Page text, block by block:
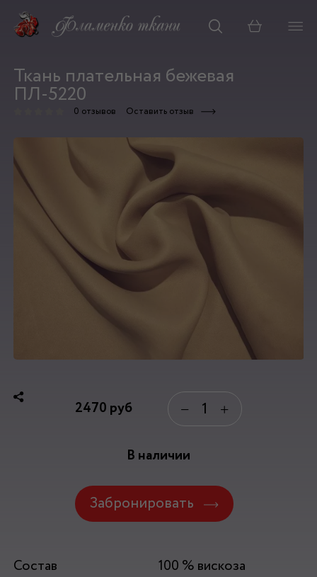
Корзина
Ткань плательная бежевая
ПЛ-5220
0 отзывов Оставить отзыв
2470 руб − +
В наличии
Забронировать
Состав
100 % вискоза